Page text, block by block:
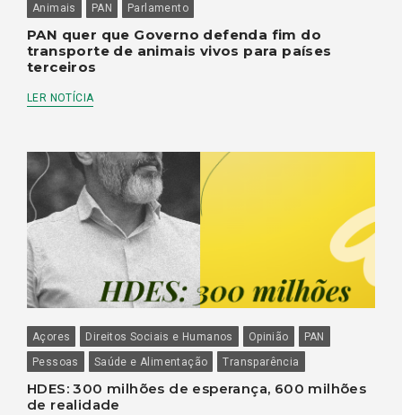
Animais PAN Parlamento
PAN quer que Governo defenda fim do
transporte de animais vivos para países
terceiros
LER NOTÍCIA
Açores Direitos Sociais e Humanos Opinião
PAN
Pessoas
Saúde e Alimentação Transparência
HDES: 300 milhões de esperança, 600 milhões
de realidade